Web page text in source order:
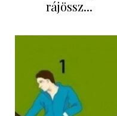
rájössz...